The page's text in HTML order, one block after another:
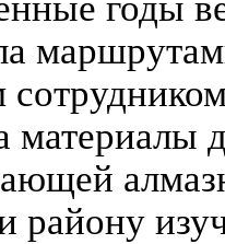
материалы
району